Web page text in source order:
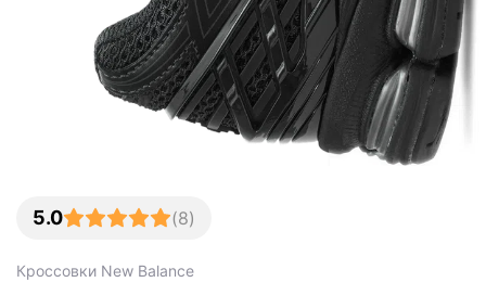
5.0 (8)
Кроссовки New Balance